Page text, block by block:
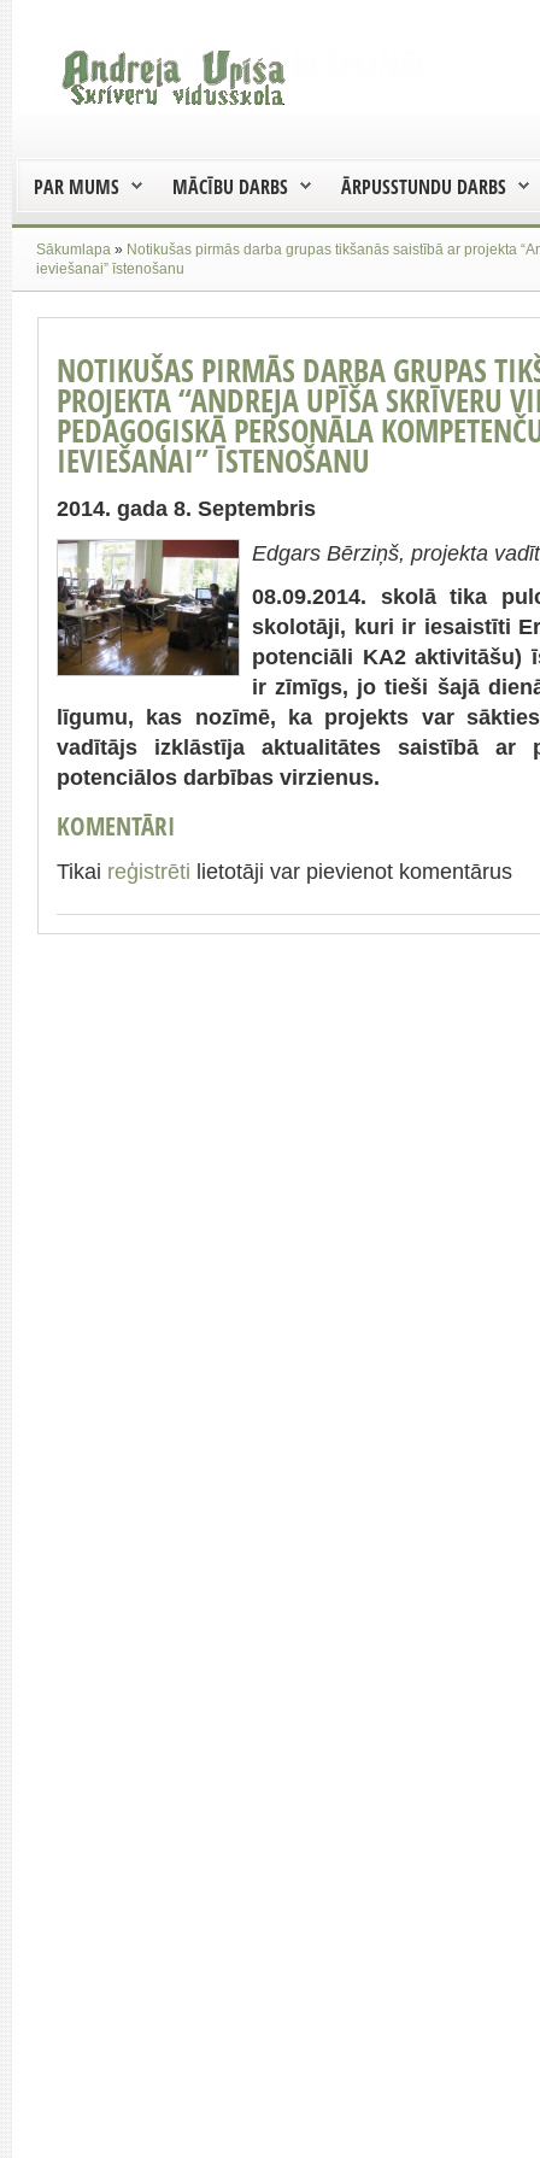
PAR MUMS MĀCĪBU DARBS ĀRPUSSTUNDU DARBS
Sākumlapa » Notikušas pirmās darba grupas tikšanās saistībā ar projekta
ieviešanai” īstenošanu
NOTIKUŠAS PIRMĀS DARBA GRUPAS
PROJEKTA “ANDREJA UPĪŠA SKRĪVERU
PEDAGOĢISKĀ PERSONĀLA
IEVIEŠANAI” ĪSTENOŠANU
2014. gada 8. Septembris
Edgars Bērziņš, projekta
08.09.2014. skolā tika
skolotāji, kuri ir iesaistīti
potenciāli KA2 aktivitāšu)
ir zīmīgs, jo tieši šajā
līgumu, kas nozīmē, ka projekts var
vadītājs izklāstīja aktualitātes saistībā ar
potenciālos darbības virzienus.
KOMENTĀRI
Tikai reģistrēti lietotāji var pievienot komentārus